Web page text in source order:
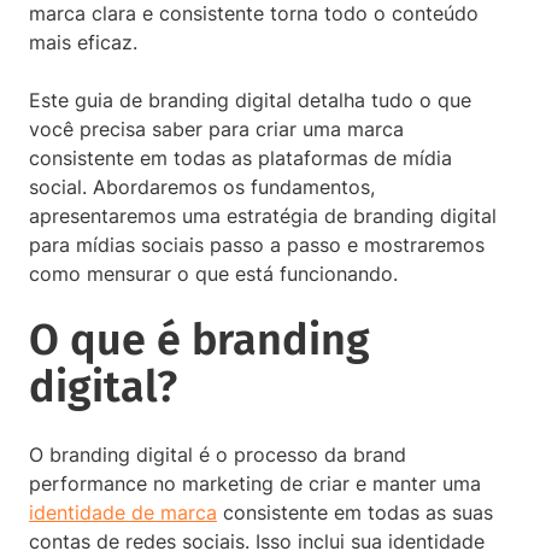
marca clara e consistente torna todo o conteúdo
mais eficaz.
Este guia de branding digital detalha tudo o que
você precisa saber para criar uma marca
consistente em todas as plataformas de mídia
social. Abordaremos os fundamentos,
apresentaremos uma estratégia de branding digital
para mídias sociais passo a passo e mostraremos
como mensurar o que está funcionando.
O que é branding
digital?
O branding digital é o processo da brand
performance no marketing de criar e manter uma
identidade de marca consistente em todas as suas
contas de redes sociais. Isso inclui sua identidade